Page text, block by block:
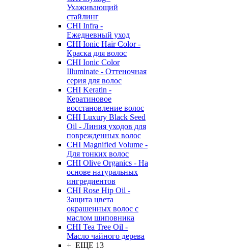
Ухаживающий
стайлинг
CHI Infra -
Ежедневный уход
CHI Ionic Hair Color -
Краска для волос
CHI Ionic Color
Illuminate - Оттеночная
серия для волос
CHI Keratin -
Кератиновое
восстановление волос
CHI Luxury Black Seed
Oil - Линия уходов для
поврежденных волос
CHI Magnified Volume -
Для тонких волос
CHI Olive Organics - На
основе натуральных
ингредиентов
CHI Rose Hip Oil -
Защита цвета
окрашенных волос с
маслом шиповника
CHI Tea Tree Oil -
Масло чайного дерева
+ ЕЩЕ 13